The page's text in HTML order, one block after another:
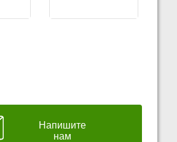
Напишите
нам